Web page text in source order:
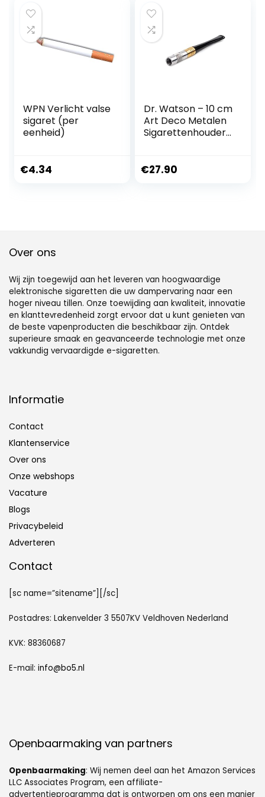
WPN Verlicht valse
sigaret (per
eenheid)
€4.34
Dr. Watson – 10 cm
Art Deco Metalen
Sigarettenhouder,
€27.90
Over ons
Wij zijn toegewijd aan het leveren van hoogwaardige
elektronische sigaretten die uw dampervaring naar een
hoger niveau tillen. Onze toewijding aan kwaliteit, innovatie
en klanttevredenheid zorgt ervoor dat u kunt genieten van
de beste vapenproducten die beschikbaar zijn. Ontdek
superieure smaak en geavanceerde technologie met onze
vakkundig vervaardigde e-sigaretten.
Informatie
Contact
Klantenservice
Over ons
Onze webshops
Vacature
Blogs
Privacybeleid
Adverteren
Contact
[sc name=”sitename”][/sc]
Postadres: Lakenvelder 3 5507KV Veldhoven Nederland
KVK: 88360687
E-mail: info@bo5.nl
Openbaarmaking van partners
Openbaarmaking: Wij nemen deel aan het Amazon Services
LLC Associates Program, een affiliate-
advertentieprogramma dat is ontworpen om ons een manier